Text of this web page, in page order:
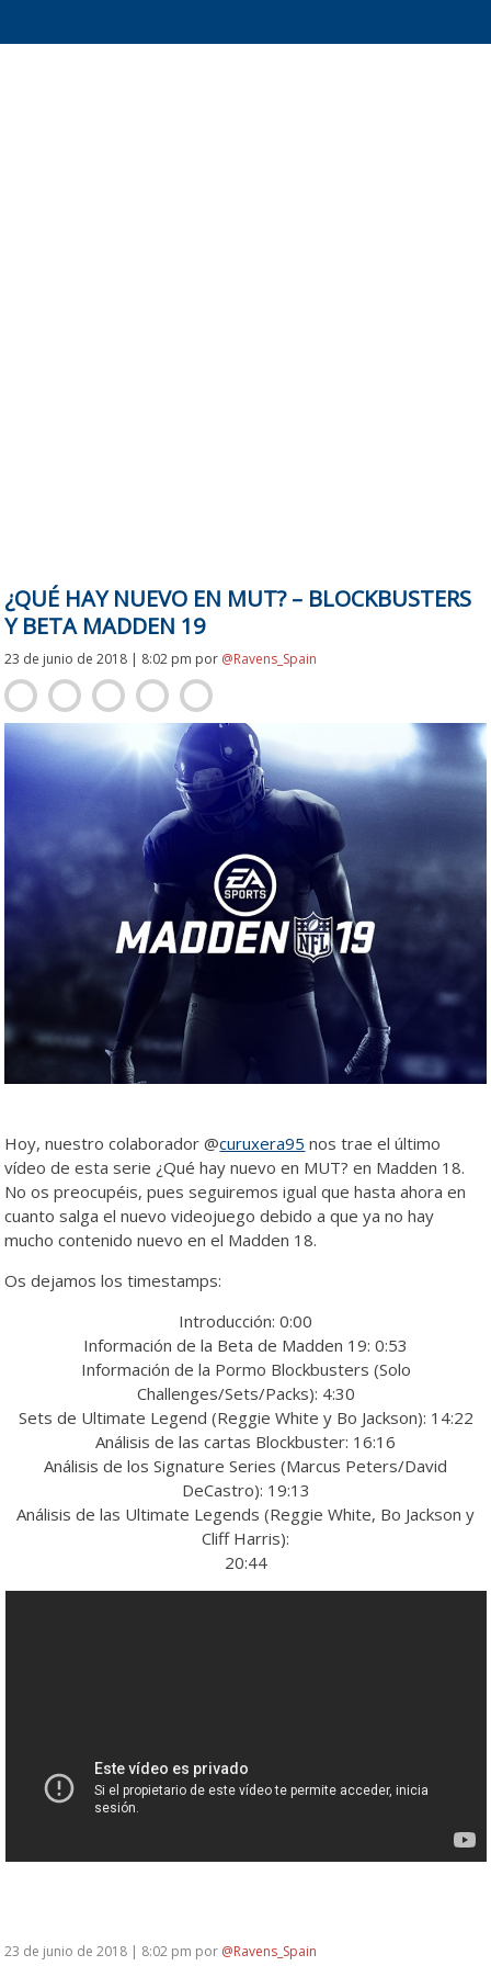
¿QUÉ HAY NUEVO EN MUT? – BLOCKBUSTERS
Y BETA MADDEN 19
23 de junio de 2018 | 8:02 pm por @Ravens_Spain
Hoy, nuestro colaborador @curuxera95 nos trae el último
vídeo de esta serie ¿Qué hay nuevo en MUT? en Madden 18.
No os preocupéis, pues seguiremos igual que hasta ahora en
cuanto salga el nuevo videojuego debido a que ya no hay
mucho contenido nuevo en el Madden 18.
Os dejamos los timestamps:
Introducción: 0:00
Información de la Beta de Madden 19: 0:53
Información de la Pormo Blockbusters (Solo
Challenges/Sets/Packs): 4:30
Sets de Ultimate Legend (Reggie White y Bo Jackson): 14:22
Análisis de las cartas Blockbuster: 16:16
Análisis de los Signature Series (Marcus Peters/David
DeCastro): 19:13
Análisis de las Ultimate Legends (Reggie White, Bo Jackson y
Cliff Harris):
20:44
23 de junio de 2018 | 8:02 pm por @Ravens_Spain